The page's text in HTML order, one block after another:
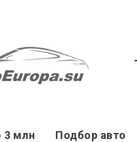
3 млн Подбор авто